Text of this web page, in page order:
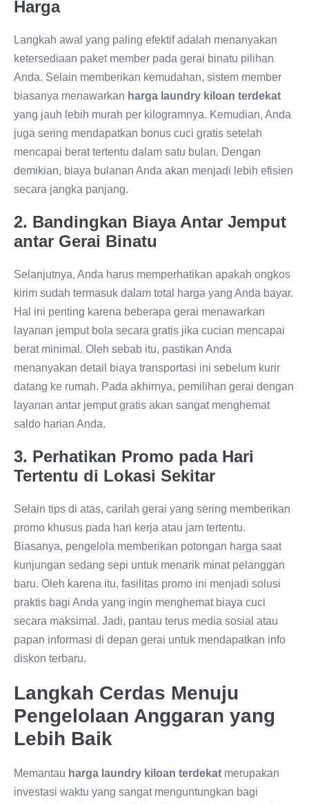
Harga
Langkah awal yang paling efektif adalah menanyakan
ketersediaan paket member pada gerai binatu pilihan
Anda. Selain memberikan kemudahan, sistem member
biasanya menawarkan harga laundry kiloan terdekat
yang jauh lebih murah per kilogramnya. Kemudian, Anda
juga sering mendapatkan bonus cuci gratis setelah
mencapai berat tertentu dalam satu bulan. Dengan
demikian, biaya bulanan Anda akan menjadi lebih efisien
secara jangka panjang.
2. Bandingkan Biaya Antar Jemput
antar Gerai Binatu
Selanjutnya, Anda harus memperhatikan apakah ongkos
kirim sudah termasuk dalam total harga yang Anda bayar.
Hal ini penting karena beberapa gerai menawarkan
layanan jemput bola secara gratis jika cucian mencapai
berat minimal. Oleh sebab itu, pastikan Anda
menanyakan detail biaya transportasi ini sebelum kurir
datang ke rumah. Pada akhirnya, pemilihan gerai dengan
layanan antar jemput gratis akan sangat menghemat
saldo harian Anda.
3. Perhatikan Promo pada Hari
Tertentu di Lokasi Sekitar
Selain tips di atas, carilah gerai yang sering memberikan
promo khusus pada hari kerja atau jam tertentu.
Biasanya, pengelola memberikan potongan harga saat
kunjungan sedang sepi untuk menarik minat pelanggan
baru. Oleh karena itu, fasilitas promo ini menjadi solusi
praktis bagi Anda yang ingin menghemat biaya cuci
secara maksimal. Jadi, pantau terus media sosial atau
papan informasi di depan gerai untuk mendapatkan info
diskon terbaru.
Langkah Cerdas Menuju
Pengelolaan Anggaran yang
Lebih Baik
Memantau harga laundry kiloan terdekat merupakan
investasi waktu yang sangat menguntungkan bagi